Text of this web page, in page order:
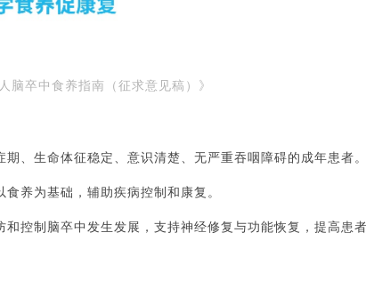
脑卒中食养指南（征求意见稿） 》
、生命体征稳定、意识清楚、无严重吞咽障碍的成年患者。
养为基础，辅助疾病控制和康复。
控制脑卒中发生发展，支持神经修复与功能恢复，提高患